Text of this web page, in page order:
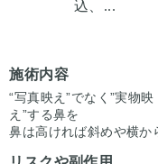
込、...
施術内容
“写真映え”でなく”実物映
え”する鼻を
鼻は高ければ斜めや横か